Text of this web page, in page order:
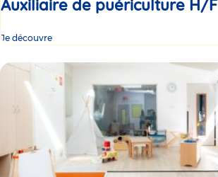
Auxiliaire de puériculture H/F
Je découvre